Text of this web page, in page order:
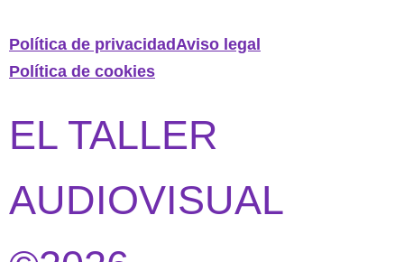
Política de privacidadAviso legal
Política de cookies
EL TALLER
AUDIOVISUAL